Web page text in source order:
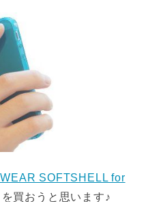
SOFTSHELL for
を買おうと思います♪